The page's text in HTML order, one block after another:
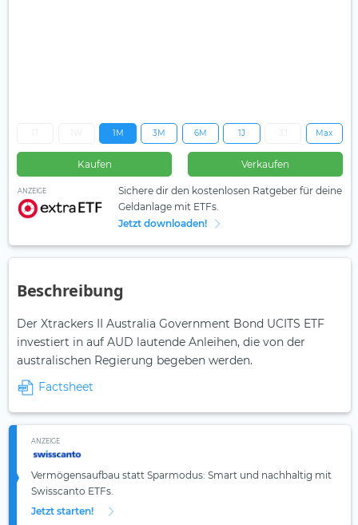
1M 3M 6M 1J Max
Kaufen Verkaufen
ANZEIGE
Sichere dir den kostenlosen Ratgeber für deine
Geldanlage mit ETFs.
Jetzt downloaden!
Beschreibung
Der Xtrackers II Australia Government Bond UCITS ETF
investiert in auf AUD lautende Anleihen, die von der
australischen Regierung begeben werden.
Factsheet
ANZEIGE
Vermögensaufbau statt Sparmodus: Smart und nachhaltig mit
Swisscanto ETFs.
Jetzt starten!